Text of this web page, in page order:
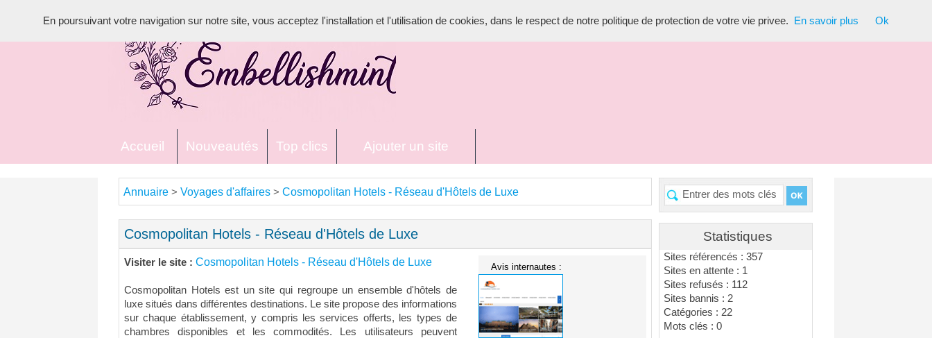
Accueil Nouveautés Top clics Ajouter un site
Statistiques
Sites référencés : 357
Sites en attente : 1
Sites refusés : 112
Sites bannis : 2
Catégories : 22
Mots clés : 0
Annuaire > Voyages d'affaires > Cosmopolitan Hotels - Réseau d'Hôtels de Luxe
Cosmopolitan Hotels - Réseau d'Hôtels de Luxe
Visiter le site : Cosmopolitan Hotels - Réseau d'Hôtels de Luxe
Cosmopolitan Hotels est un site qui regroupe un ensemble d'hôtels de
luxe situés dans différentes destinations. Le site propose des informations
sur chaque établissement, y compris les services offerts, les types de
chambres disponibles et les commodités. Les utilisateurs peuvent
Avis internautes :
En poursuivant votre navigation sur notre site, vous acceptez l'installation et l'utilisation de cookies, dans le respect de notre politique de protection de votre vie privee. En savoir plus Ok